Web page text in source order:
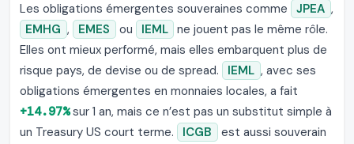
Les obligations émergentes souveraines comme
JPEA ,
EMHG , EMES ou IEML ne jouent pas le même rôle.
Elles ont mieux performé, mais elles embarquent plus de
risque pays, de devise ou de spread.
IEML , avec ses
obligations émergentes en monnaies locales, a fait
+14.97%sur 1 an, mais ce n’est pas un substitut simple à
un Treasury US court terme.
ICGB
est aussi souverain